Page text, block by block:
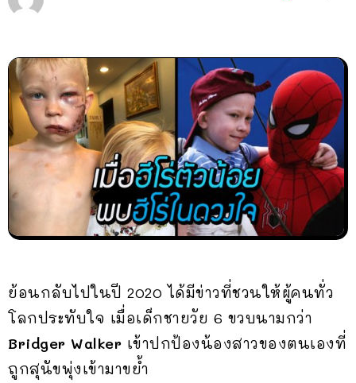
ย้อนกลับไปในปี 2020 ได้มีข่าวที่ชวนให้ผู้คนทั่ว
โลกประทับใจ เมื่อเด็กชายวัย 6 ขวบนามกว่า
Bridger Walker เข้าปกป้องน้องสาวของตนเองที่
ถูกสุนัขพุ่งเข้ามาขย้ำ